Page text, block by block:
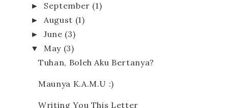
► September (1)
► August (1)
► June (3)
▼ May (3)
Tuhan, Boleh Aku Bertanya?
Maunya K.A.M.U :)
Writing You This Letter